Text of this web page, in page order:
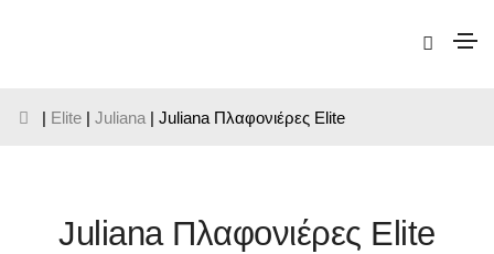
| Elite | Juliana | Juliana Πλαφονιέρες Elite
Juliana Πλαφονιέρες Elite